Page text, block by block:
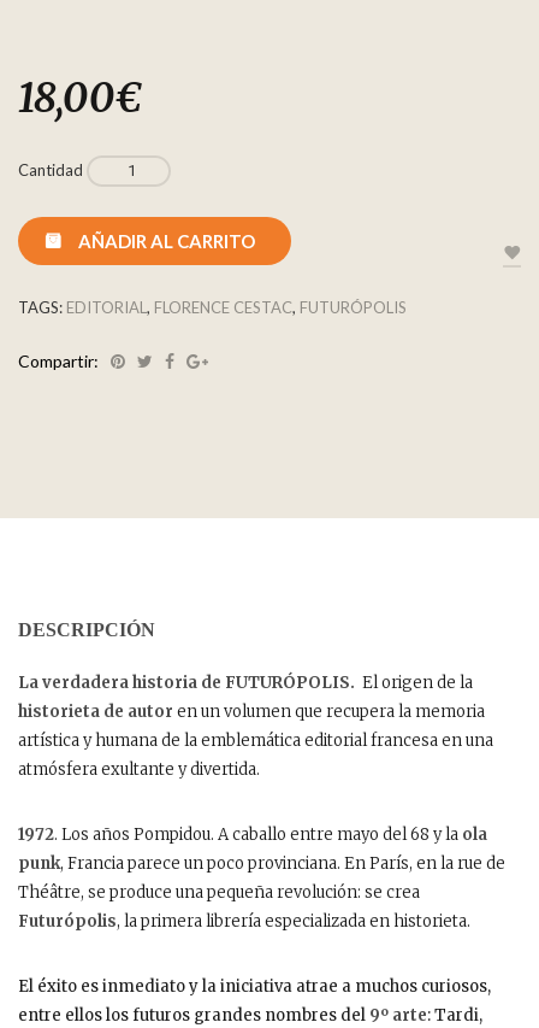
18,00€
Cantidad
AÑADIR AL CARRITO
TAGS: EDITORIAL , FLORENCE CESTAC, FUTURÓPOLIS
Compartir:
DESCRIPCIÓN
La verdadera historia de FUTURÓPOLIS. El origen de la
historieta de autor en un volumen que recupera la memoria
artística y humana de la emblemática editorial francesa en una
atmósfera exultante y divertida.
1972. Los años Pompidou. A caballo entre mayo del 68 y la ola
punk, Francia parece un poco provinciana. En París, en la rue de
Théâtre, se produce una pequeña revolución: se crea
Futurópolis, la primera librería especializada en historieta.
El éxito es inmediato y la iniciativa atrae a muchos curiosos,
entre ellos los futuros grandes nombres del 9º arte: Tardi,